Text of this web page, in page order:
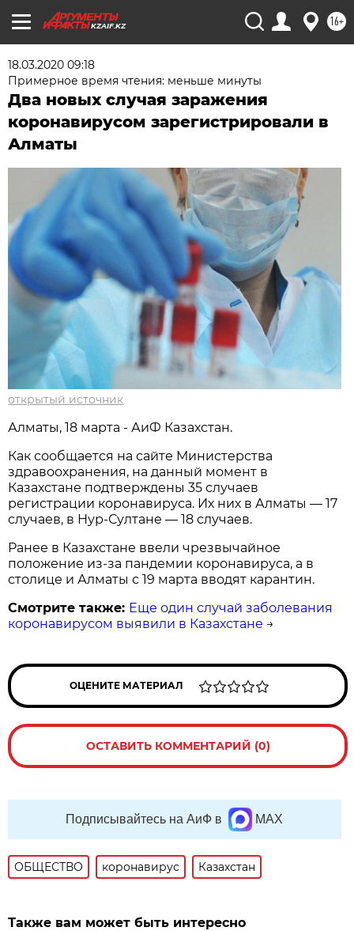
KZAIF.KZ 16+
18.03.2020 09:18
Примерное время чтения: меньше минуты
Два новых случая заражения
коронавирусом зарегистрировали в
Алматы
открытый источник
Алматы, 18 марта - АиФ Казахстан.
Как сообщается на сайте Министерства
здравоохранения, на данный момент в
Казахстане подтверждены 35 случаев
регистрации коронавируса. Их них в Алматы — 17
случаев, в Нур-Султане — 18 случаев.
Ранее в Казахстане ввели чрезвычайное
положение из-за пандемии коронавируса, а в
столице и Алматы с 19 марта вводят карантин.
Смотрите также: Еще один случай заболевания
коронавирусом выявили в Казахстане →
ОЦЕНИТЕ МАТЕРИАЛ
ОСТАВИТЬ КОММЕНТАРИЙ (0)
Подписывайтесь на АиФ в MAX
ОБЩЕСТВО коронавирус Казахстан
Также вам может быть интересно